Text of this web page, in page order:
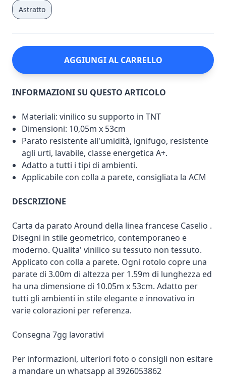
Astratto
AGGIUNGI AL CARRELLO
INFORMAZIONI SU QUESTO ARTICOLO
Materiali: vinilico su supporto in TNT
Dimensioni: 10,05m x 53cm
Parato resistente all'umidità, ignifugo, resistente
agli urti, lavabile, classe energetica A+.
Adatto a tutti i tipi di ambienti.
Applicabile con colla a parete, consigliata la ACM
DESCRIZIONE
Carta da parato Around della linea francese Caselio .
Disegni in stile geometrico, contemporaneo e
moderno. Qualita' vinilico su tessuto non tessuto.
Applicato con colla a parete. Ogni rotolo copre una
parate di 3.00m di altezza per 1.59m di lunghezza ed
ha una dimensione di 10.05m x 53cm. Adatto per
tutti gli ambienti in stile elegante e innovativo in
varie colorazioni per referenza.
Consegna 7gg lavorativi
Per informazioni, ulteriori foto o consigli non esitare
a mandare un whatsapp al 3926053862